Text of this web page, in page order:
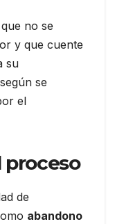
no se
y que cuente
su
se
el
de
abandono